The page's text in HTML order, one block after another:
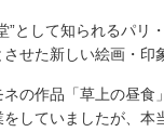
として知られるパリ
せた新しい絵画・印
の作品「草上の昼食
していましたが、